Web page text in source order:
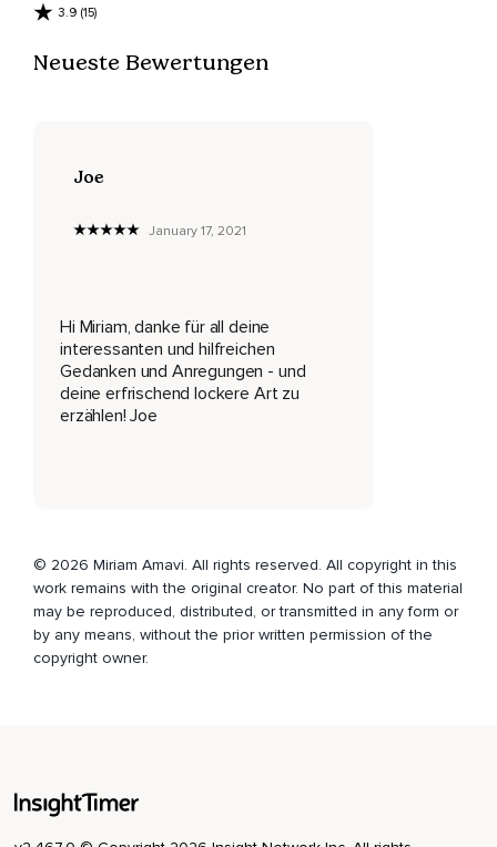
Ich wünsche dir ganz viel Spaß und du hörst mich jetzt gleich
Davon.
gerade angekommen.
Oh mein Gott,
Wie schön.
Der schreibt so wunderschöne Gedichte.
Was er geschrieben oder er hat es noch nicht mal so wirklich
geschrieben.
Er hat auch vieles selber gesungen und gesagt und dann
haben seine Mitmenschen es irgendwie aufgeschrieben.
die Folge gehen.
3.9 (15)
Neueste Bewertungen
Joe
January 17, 2021
Hi Miriam, danke für all deine
interessanten und hilfreichen
Gedanken und Anregungen - und
deine erfrischend lockere Art zu
erzählen! Joe
© 2026 Miriam Amavi. All rights reserved. All copyright in this
work remains with the original creator. No part of this material
may be reproduced, distributed, or transmitted in any form or
by any means, without the prior written permission of the
copyright owner.